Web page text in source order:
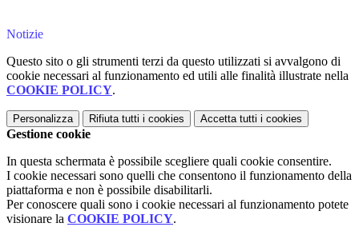
Notizie
Questo sito o gli strumenti terzi da questo utilizzati si avvalgono di
cookie necessari al funzionamento ed utili alle finalità illustrate nella
COOKIE POLICY.
Personalizza Rifiuta tutti i cookies Accetta tutti i cookies
Gestione cookie
In questa schermata è possibile scegliere quali cookie consentire.
I cookie necessari sono quelli che consentono il funzionamento della
piattaforma e non è possibile disabilitarli.
Per conoscere quali sono i cookie necessari al funzionamento potete
visionare la COOKIE POLICY.